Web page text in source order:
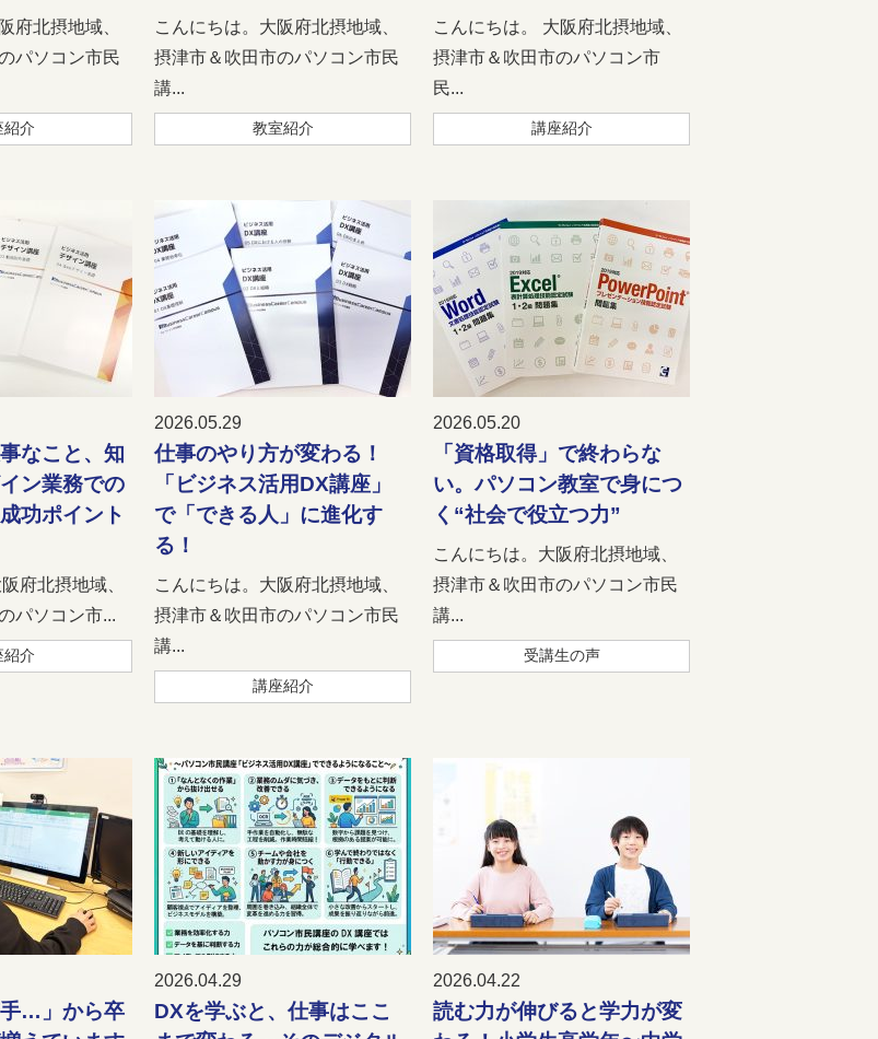
府北摂地域、
パソコン市民
紹介
こんにちは。大阪府北摂地域、
摂津市＆吹田市のパソコン市民
講...
教室紹介
こんにちは。 大阪府北摂地域、
摂津市＆吹田市のパソコン市
民...
講座紹介
なこと、知
ン業務での
功ポイント
府北摂地域、
パソコン市...
紹介
2026.05.29
仕事のやり方が変わる！
「ビジネス活用DX講座」
で「できる人」に進化す
る！
こんにちは。大阪府北摂地域、
摂津市＆吹田市のパソコン市民
講...
講座紹介
2026.05.20
「資格取得」で終わらな
い。パソコン教室で身につ
く“社会で役立つ力”
こんにちは。大阪府北摂地域、
摂津市＆吹田市のパソコン市民
講...
受講生の声
手…」から卒
2026.04.29
DXを学ぶと、仕事はここ
2026.04.22
読む力が伸びると学力が変